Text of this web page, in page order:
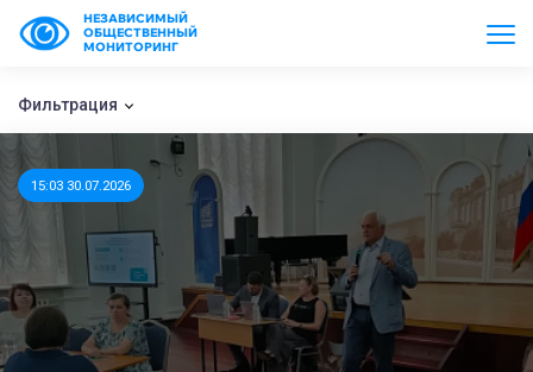
НЕЗАВИСИМЫЙ
ОБЩЕСТВЕННЫЙ
МОНИТОРИНГ
Фильтрация
15:03 30.07.2026